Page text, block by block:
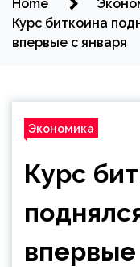
Home
Курс биткоина
впервые с января
Экономика
Курс
впервые